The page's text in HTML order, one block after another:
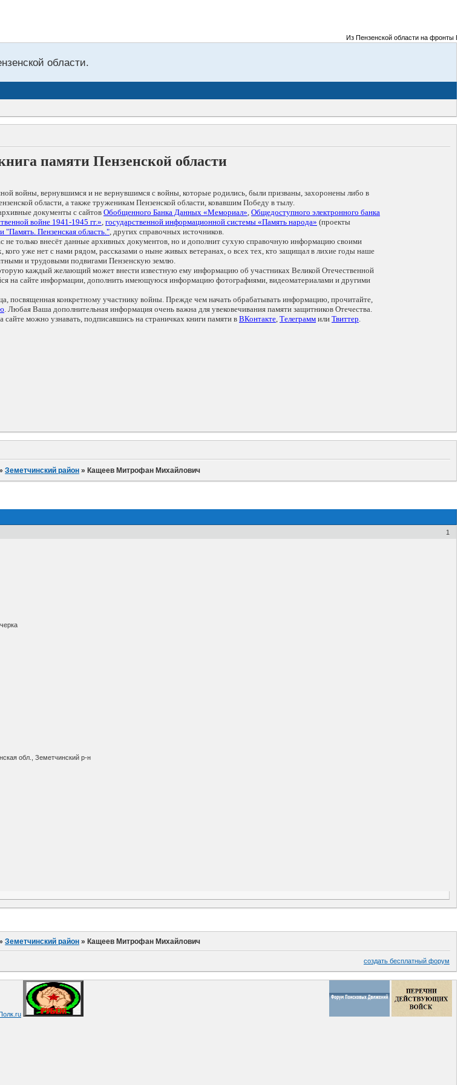
Из Пензенской области на фронты
области.
памяти Пензенской области
войны, вернувшимся и не вернувшимся с войны, которые родились, были призваны, захоронены либо в
области, а также труженикам Пензенской области, ковавшим Победу в тылу.
документы с сайтов Обобщенного Банка Данных «Мемориал», Общедоступного электронного банка
войне 1941-1945 гг.», государственной информационной системы «Память народа» (проекты
"Память. Пензенская область.", других справочных источников.
не только внесёт данные архивных документов, но и дополнит сухую справочную информацию своими
уже нет с нами рядом, рассказами о ныне живых ветеранах, о всех тех, кто защищал в лихие годы наше
и трудовыми подвигами Пензенскую землю.
каждый желающий может внести известную ему информацию об участниках Великой Отечественной
на сайте информации, дополнить имеющуюся информацию фотографиями, видеоматериалами и другими
посвященная конкретному участнику войны. Прежде чем начать обрабатывать информацию, прочитайте,
. Любая Ваша дополнительная информация очень важна для увековечивания памяти защитников Отечества.
можно узнавать, подписавшись на страничках книги памяти в ВКонтакте, Телеграмм или Твиттер.
Земетчинский район » Кащеев Митрофан Михайлович
1
обл., Земетчинский р-н
Земетчинский район » Кащеев Митрофан Михайлович
создать бесплатный форум